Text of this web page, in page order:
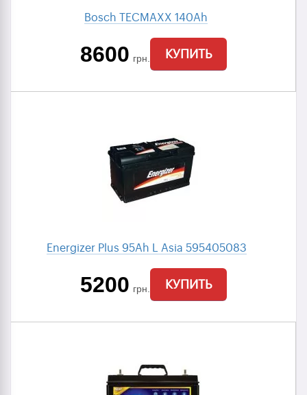
Bosch TECMAXX 140Ah
8600 грн. КУПИТЬ
Energizer Plus 95Ah L Asia 595405083
5200 грн. КУПИТЬ